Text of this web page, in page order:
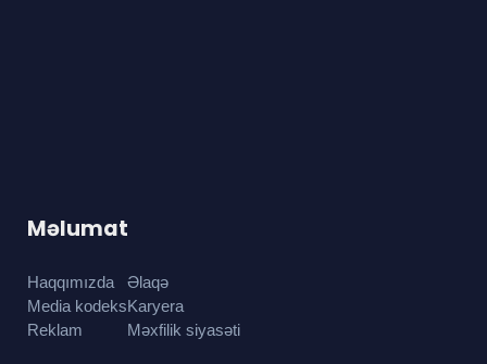
Məlumat
Haqqımızda
Media kodeks
Reklam
Əlaqə
Karyera
Məxfilik siyasəti